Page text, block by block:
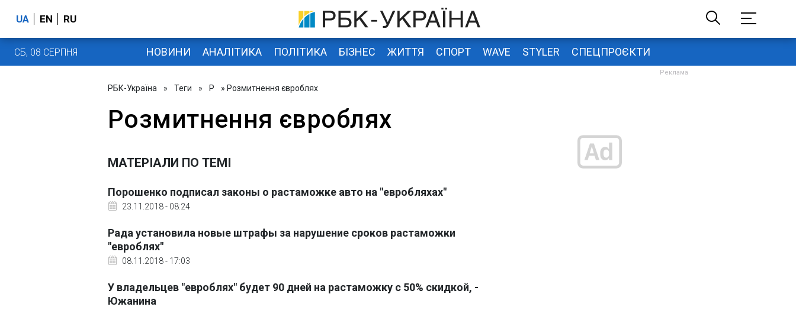
UA EN RU
СБ, 08 СЕРПНЯ НОВИНИ АНАЛІТИКА ПОЛІТИКА БІЗНЕС ЖИТТЯ СПОРТ WAVE STYLER СПЕЦПРОЄКТИ
РБК-Україна » Теги » Р » Розмитнення євроблях
Розмитнення євроблях
МАТЕРІАЛИ ПО ТЕМІ
Порошенко подписал законы о растаможке авто на "евробляхах"
23.11.2018 - 08:24
Рада установила новые штрафы за нарушение сроков растаможки
"евроблях"
08.11.2018 - 17:03
У владельцев "евроблях" будет 90 дней на растаможку с 50% скидкой, -
Южанина